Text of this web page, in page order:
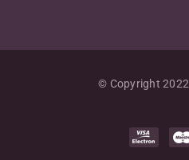
© Copyright 2022